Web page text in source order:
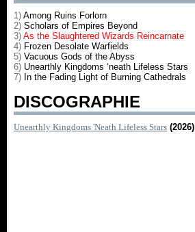
1) Among Ruins Forlorn
2) Scholars of Empires Beyond
3) As the Slaughtered Wizards Reincarnate
4) Frozen Desolate Warfields
5) Vacuous Gods of the Abyss
6) Unearthly Kingdoms ‘neath Lifeless Stars
7) In the Fading Light of Burning Cathedrals
DISCOGRAPHIE
Unearthly Kingdoms 'Neath Lifeless Stars (2026)